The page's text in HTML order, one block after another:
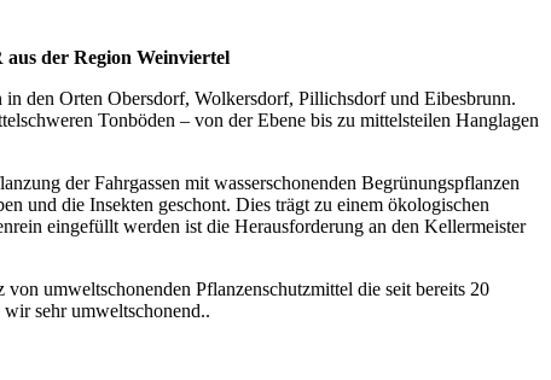
aus der Region Weinviertel
den Orten Obersdorf, Wolkersdorf, Pillichsdorf und Eibesbrunn.
Tonböden – von der Ebene bis zu mittelsteilen Hanglagen
der Fahrgassen mit wasserschonenden Begrünungspflanzen
und die Insekten geschont. Dies trägt zu einem ökologischen
eingefüllt werden ist die Herausforderung an den Kellermeister
umweltschonenden Pflanzenschutzmittel die seit bereits 20
sehr umweltschonend..